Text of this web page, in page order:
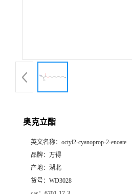
奥克立酯
英文名称： octyl2-cyanoprop-2-enoate
品牌： 万得
产地： 湖北
货号： WD3028